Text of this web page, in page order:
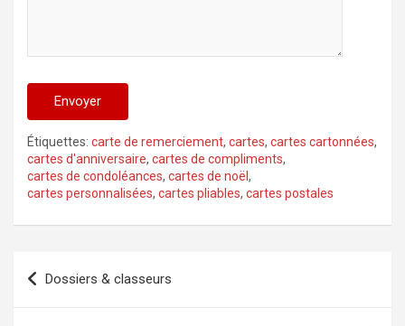
Alternative:
Étiquettes: carte de remerciement, cartes, cartes cartonnées,
cartes d'anniversaire, cartes de compliments,
cartes de condoléances, cartes de noël ,
cartes personnalisées, cartes pliables, cartes postales
Navigation
de
Dossiers & classeurs